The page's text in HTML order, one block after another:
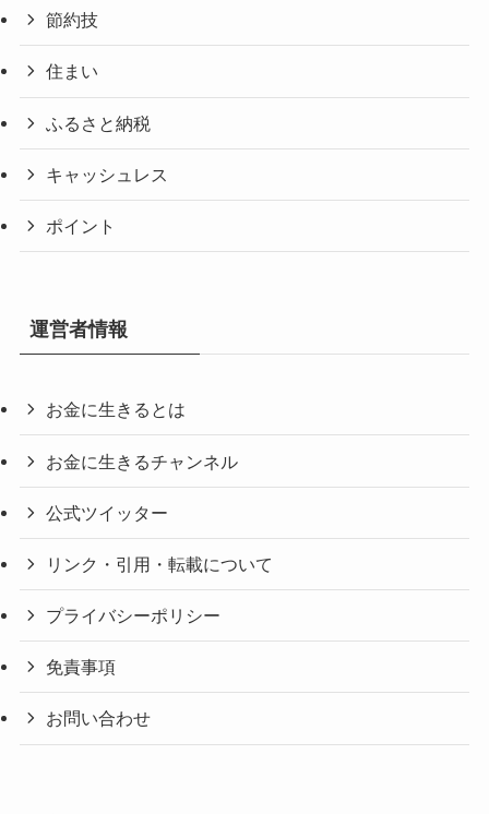
節約技
住まい
ふるさと納税
キャッシュレス
ポイント
運営者情報
お金に生きるとは
お金に生きるチャンネル
公式ツイッター
リンク・引用・転載について
プライバシーポリシー
免責事項
お問い合わせ